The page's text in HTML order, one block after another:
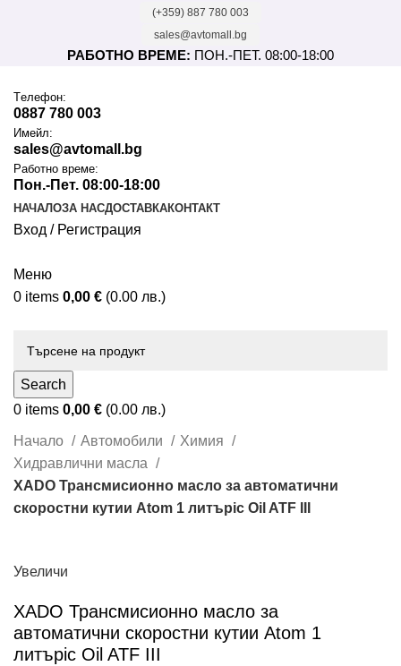
(+359) 887 780 003
sales@avtomall.bg
РАБОТНО ВРЕМЕ: ПОН.-ПЕТ. 08:00-18:00
Tелефон:
0887 780 003
Имейл:
sales@avtomall.bg
Работно време:
Пон.-Пет. 08:00-18:00
НАЧАЛОЗА НАСДОСТАВКАКОНТАКТ
Вход / Регистрация
Меню
0 items 0,00 € (0.00 лв.)
Search
0 items 0,00 € (0.00 лв.)
Начало Автомобили
Химия
Хидравлични масла
XADO Трансмисионно масло за автоматични
скоростни кутии Atom 1 литърic Oil ATF III
Увеличи
XADO Трансмисионно масло за
автоматични скоростни кутии Atom 1
литърic Oil ATF III